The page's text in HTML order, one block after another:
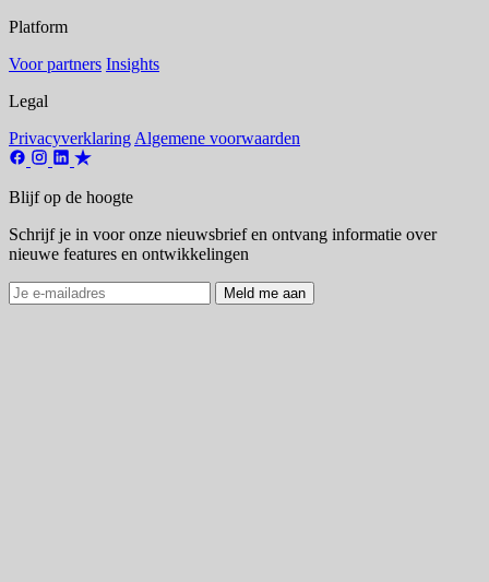
Platform
Voor partners Insights
Legal
Privacyverklaring Algemene voorwaarden
Blijf op de hoogte
Schrijf je in voor onze nieuwsbrief en ontvang informatie over
nieuwe features en ontwikkelingen
Meld me aan